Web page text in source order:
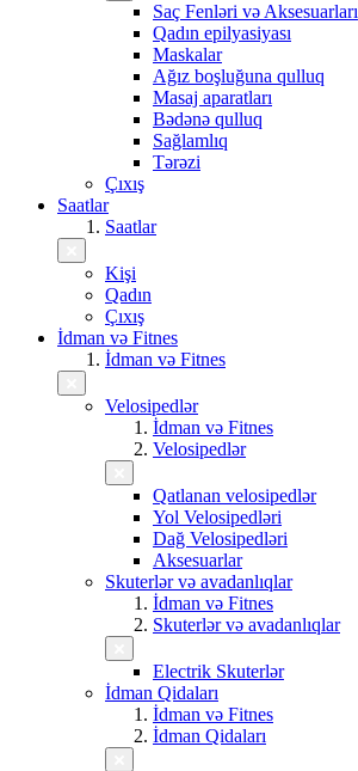
Saç Fenləri və Aksesuarları
Qadın epilyasiyası
Maskalar
Ağız boşluğuna qulluq
Masaj aparatları
Bədənə qulluq
Sağlamlıq
Tərəzi
Çıxış
Saatlar
Saatlar
Kişi
Qadın
Çıxış
İdman və Fitnes
İdman və Fitnes
Velosipedlər
İdman və Fitnes
Velosipedlər
Qatlanan velosipedlər
Yol Velosipedləri
Dağ Velosipedləri
Aksesuarlar
Skuterlər və avadanlıqlar
İdman və Fitnes
Skuterlər və avadanlıqlar
Electrik Skuterlər
İdman Qidaları
İdman və Fitnes
İdman Qidaları